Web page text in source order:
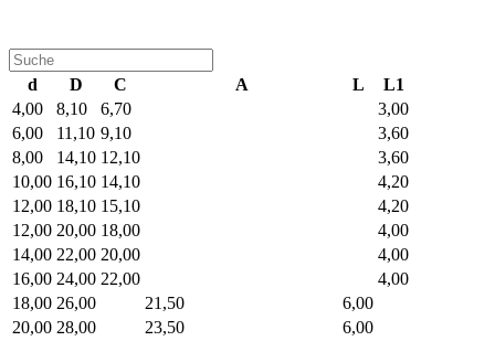
d D C A L
L1
4,00
8,10 6,70
3,00
6,00
11,10 9,10
3,60
8,00
14,10 12,10
3,60
10,00 16,10 14,10
4,20
12,00 18,10 15,10
4,20
12,00 20,00 18,00
4,00
14,00 22,00 20,00
4,00
16,00 24,00 22,00
4,00
18,00 26,00 21,50
6,00
20,00 28,00 23,50 6,00